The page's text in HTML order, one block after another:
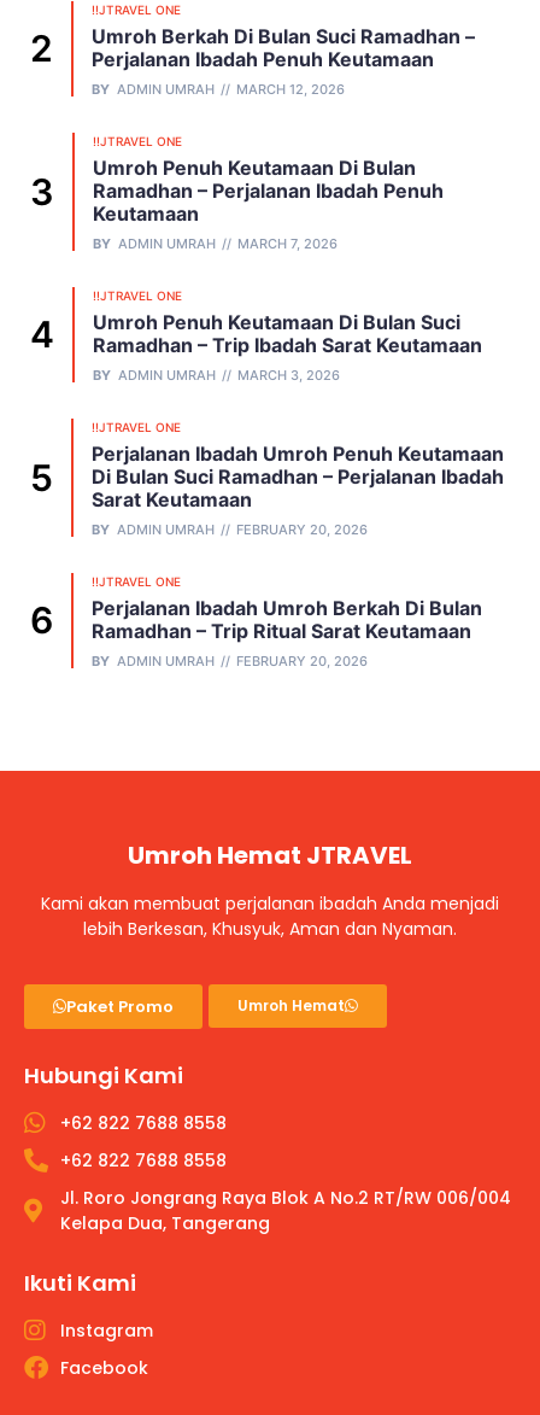
!!JTRAVEL ONE
Umroh Berkah Di Bulan Suci Ramadhan –
Perjalanan Ibadah Penuh Keutamaan
BY ADMIN UMRAH MARCH 12, 2026
!!JTRAVEL ONE
Umroh Penuh Keutamaan Di Bulan
Ramadhan – Perjalanan Ibadah Penuh
Keutamaan
BY ADMIN UMRAH MARCH 7, 2026
!!JTRAVEL ONE
Umroh Penuh Keutamaan Di Bulan Suci
Ramadhan – Trip Ibadah Sarat Keutamaan
BY ADMIN UMRAH MARCH 3, 2026
!!JTRAVEL ONE
Perjalanan Ibadah Umroh Penuh Keutamaan
Di Bulan Suci Ramadhan – Perjalanan Ibadah
Sarat Keutamaan
BY ADMIN UMRAH FEBRUARY 20, 2026
!!JTRAVEL ONE
Perjalanan Ibadah Umroh Berkah Di Bulan
Ramadhan – Trip Ritual Sarat Keutamaan
BY ADMIN UMRAH FEBRUARY 20, 2026
Umroh Hemat JTRAVEL
Kami akan membuat perjalanan ibadah Anda menjadi
lebih Berkesan, Khusyuk, Aman dan Nyaman.
Paket Promo Umroh Hemat
Hubungi Kami
+62 822 7688 8558
+62 822 7688 8558
Jl. Roro Jongrang Raya Blok A No.2 RT/RW 006/004
Kelapa Dua, Tangerang
Ikuti Kami
Instagram
Facebook